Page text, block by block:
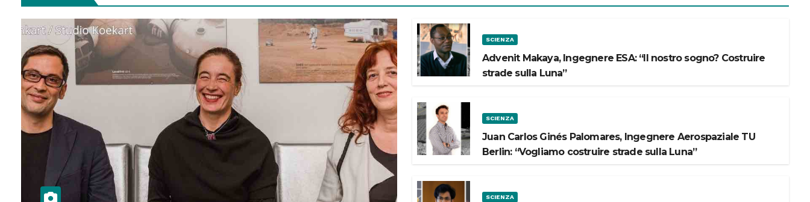
SCIENZA
Advenit Makaya, Ingegnere ESA: “Il nostro sogno? Costruire
strade sulla Luna”
SCIENZA
Juan Carlos Ginés Palomares, Ingegnere Aerospaziale TU
Berlin: “Vogliamo costruire strade sulla Luna”
SCIENZA